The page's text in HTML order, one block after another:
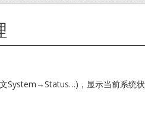
System→Status…)，显示当前系统状